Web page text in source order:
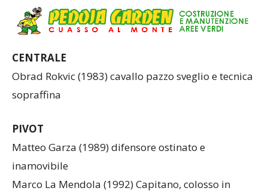
CENTRALE
Obrad Rokvic (1983) cavallo pazzo sveglio e tecnica
sopraffina
PIVOT
Matteo Garza (1989) difensore ostinato e
inamovibile
Marco La Mendola (1992) Capitano, colosso in